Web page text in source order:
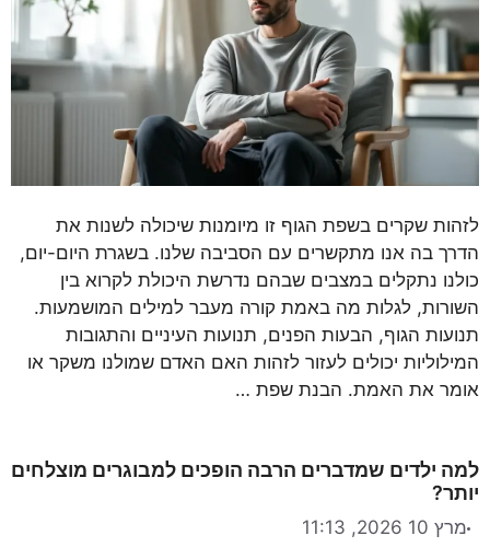
לזהות שקרים בשפת הגוף זו מיומנות שיכולה לשנות את
הדרך בה אנו מתקשרים עם הסביבה שלנו. בשגרת היום-יום,
כולנו נתקלים במצבים שבהם נדרשת היכולת לקרוא בין
השורות, לגלות מה באמת קורה מעבר למילים המושמעות.
תנועות הגוף, הבעות הפנים, תנועות העיניים והתגובות
המילוליות יכולים לעזור לזהות האם האדם שמולנו משקר או
אומר את האמת. הבנת שפת …
למה ילדים שמדברים הרבה הופכים למבוגרים מוצלחים
יותר?
מרץ 10 2026, 11:13